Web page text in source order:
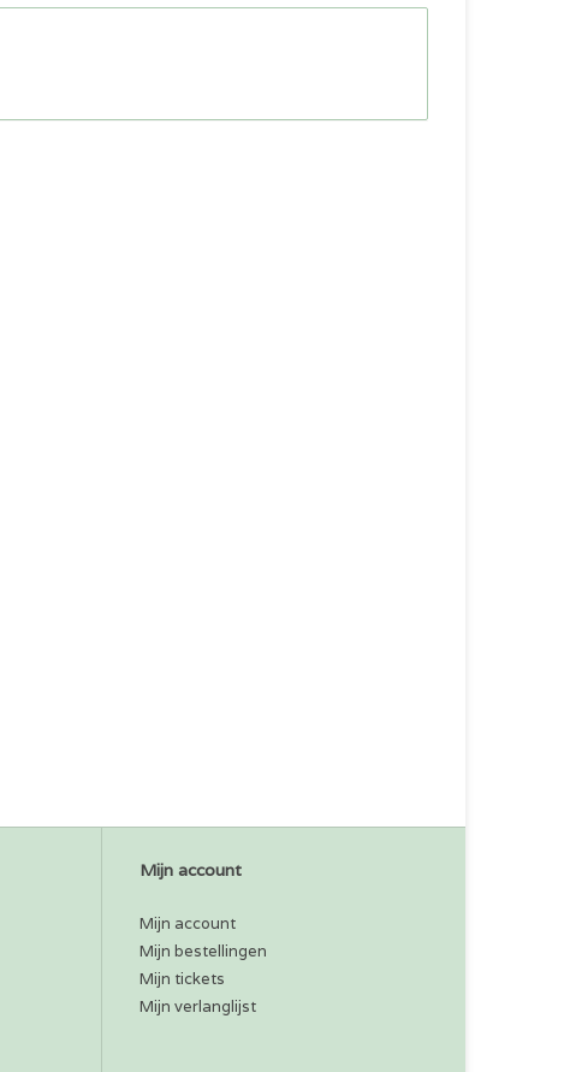
Mijn account
Mijn account
Mijn bestellingen
Mijn tickets
Mijn verlanglijst